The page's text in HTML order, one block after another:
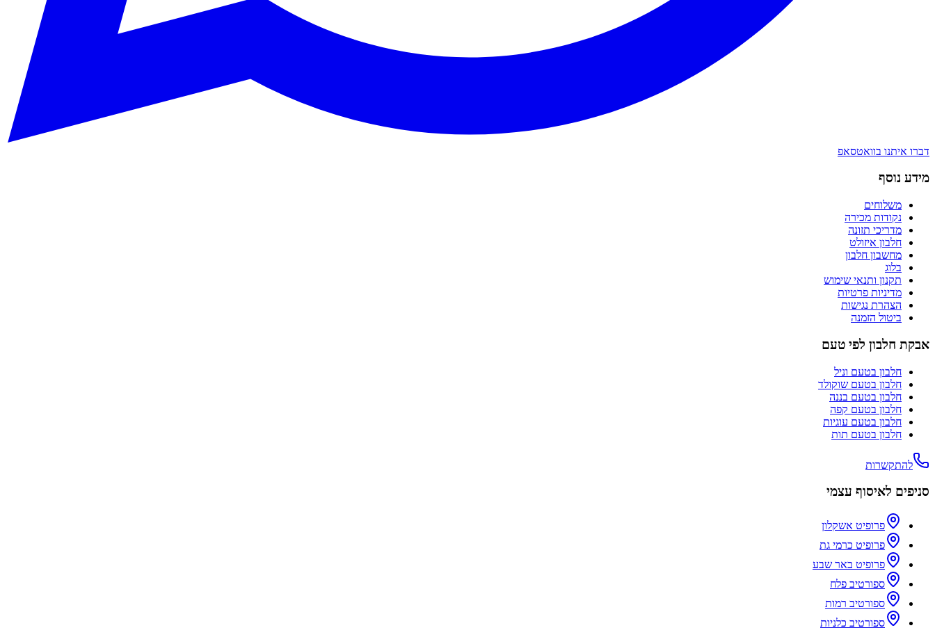
דברו איתנו בוואטסאפ
מידע נוסף
משלוחים
נקודות מכירה
מדריכי תזונה
חלבון איזולט
מחשבון חלבון
בלוג
תקנון ותנאי שימוש
מדיניות פרטיות
הצהרת נגישות
ביטול הזמנה
אבקת חלבון לפי טעם
חלבון בטעם וניל
חלבון בטעם שוקולד
חלבון בטעם בננה
חלבון בטעם קפה
חלבון בטעם עוגיות
חלבון בטעם תות
להתקשרות
סניפים לאיסוף עצמי
פרופיט אשקלון
פרופיט כרמי גת
פרופיט באר שבע
ספורטיב פלח
ספורטיב רמות
ספורטיב כלניות